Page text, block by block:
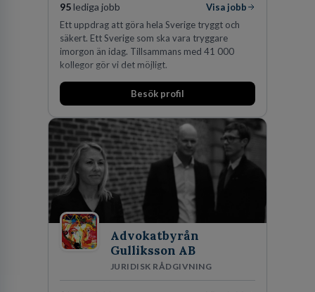
95lediga jobb
Visa jobb
Ett uppdrag att göra hela Sverige tryggt och
säkert. Ett Sverige som ska vara tryggare
imorgon än idag. Tillsammans med 41 000
kollegor gör vi det möjligt.
Besök profil
Advokatbyrån
Gulliksson AB
JURIDISK RÅDGIVNING